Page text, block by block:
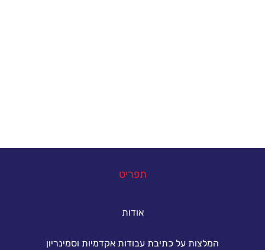
תפריט
אודות
המלצות על כתיבת עבודות אקדמיות וסמינריון